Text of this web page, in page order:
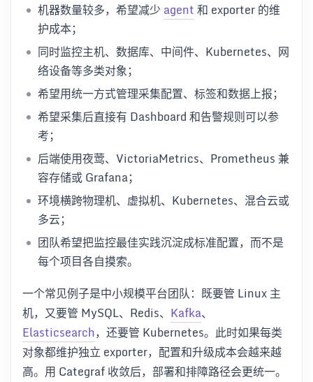
机器数量较多，希望减少 agent和 exporter 的维
护成本；
同时监控主机、数据库、中间件、Kubernetes、网
络设备等多类对象；
希望用统一方式管理采集配置、标签和数据上报；
希望采集后直接有 Dashboard 和告警规则可以参
考；
后端使用夜莺、VictoriaMetrics、Prometheus 兼
容存储或 Grafana；
环境横跨物理机、虚拟机、Kubernetes、混合云或
多云；
团队希望把监控最佳实践沉淀成标准配置，而不是
每个项目各自摸索。
一个常见例子是中小规模平台团队：既要管 Linux 主
机，又要管 MySQL、Redis、 Kafka、
Elasticsearch，还要管 Kubernetes。此时如果每类
对象都维护独立 exporter，配置和升级成本会越来越
高。用 Categraf 收敛后，部署和排障路径会更统一。